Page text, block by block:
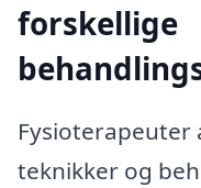
forskellige
Fysioterapeuter
teknikker og